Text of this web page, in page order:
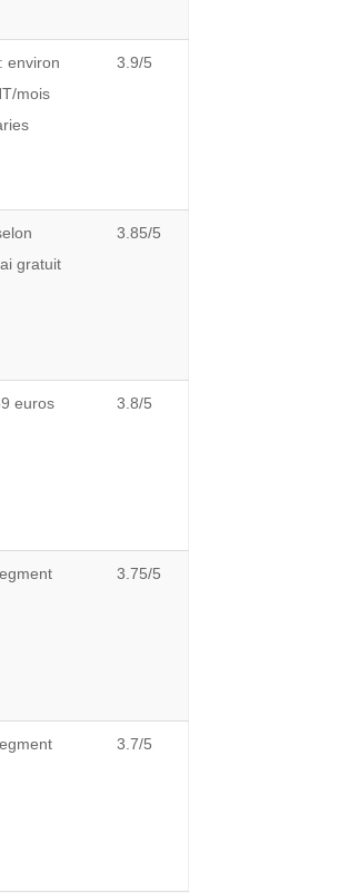
environ
mois
3.9/5
gratuit
3.85/5
euros
3.8/5
3.75/5
3.7/5